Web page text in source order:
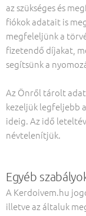
az szükséges és
fiókok adatait is
megfeleljünk a
fizetendő díjakat,
segítsünk a
Az Önről tárolt
kezeljük legfeljebb
ideig. Az idő
névtelenítjük.
Egyéb
A Kerdoivem.hu
illetve az általuk